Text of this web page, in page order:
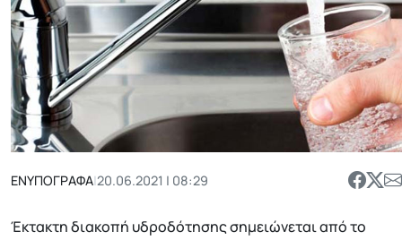
ΕΝΥΠΟΓΡΑΦΑ|20.06.2021 | 08:29
Έκτακτη διακοπή υδροδότησης σημειώνεται από το